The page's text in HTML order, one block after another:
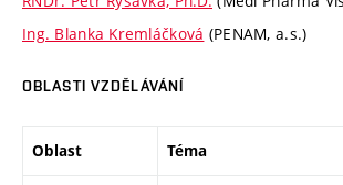
Ing. Blanka Kremláčková (PENAM, a.s.)
OBLASTI VZDĚLÁVÁNÍ
Oblast Téma